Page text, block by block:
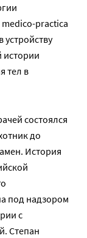
medico-practica
истории
тел в
состоялся
до
История
под надзором
с
Степан